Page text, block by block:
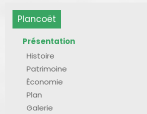
Plancoët
Présentation
Histoire
Patrimoine
Économie
Plan
Galerie